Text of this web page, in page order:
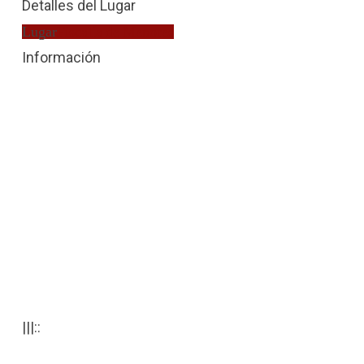
Detalles del Lugar
LugarFiscalía de Menores
Información
|||::